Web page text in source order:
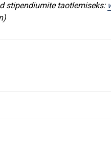
stipendiumite taotlemiseks: